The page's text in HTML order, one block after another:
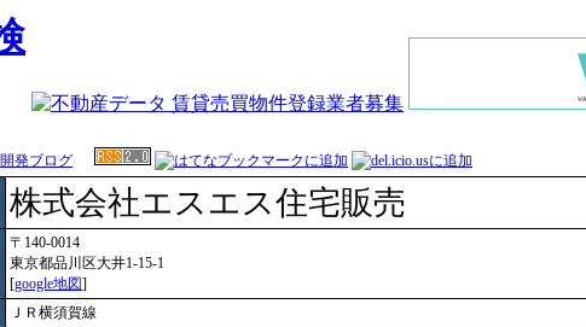
開発ブログ
株式会社エスエス住宅販売
〒140-0014
東京都品川区大井1-15-1
[google地図]
ＪＲ横須賀線